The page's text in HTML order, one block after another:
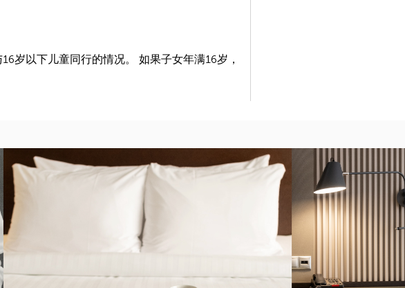
岁以下儿童同行的情况。 如果子女年满16岁，